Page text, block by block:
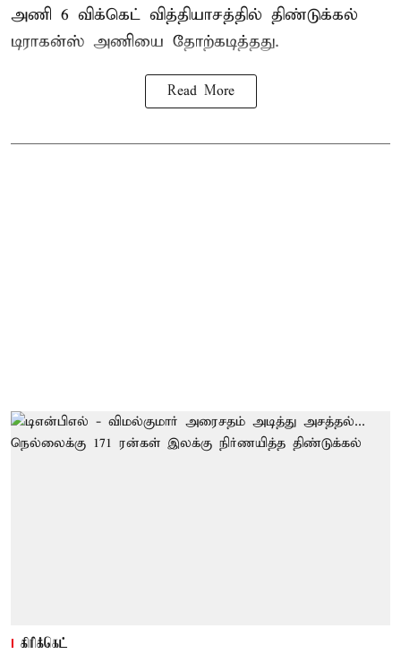
அணி 6 விக்கெட் வித்தியாசத்தில் திண்டுக்கல்
டிராகன்ஸ் அணியை தோற்கடித்தது.
Read More
கிரிக்கெட்